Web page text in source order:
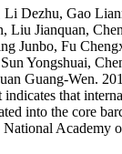
Dezhu, Gao
Liu Jianquan,
Junbo, Fu
Yongshuai,
Guang-Wen.
indicates that
into the core
National Academy